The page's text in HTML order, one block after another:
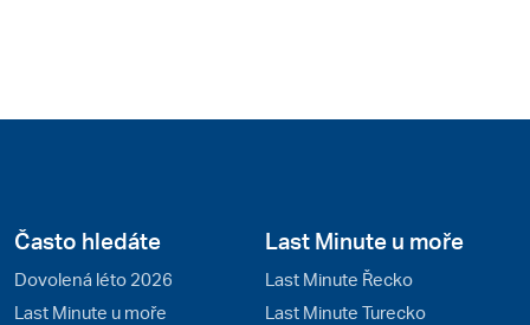
Často hledáte
Dovolená léto 2026
Last Minute u moře
Last Minute u moře
Last Minute Řecko
Last Minute Turecko